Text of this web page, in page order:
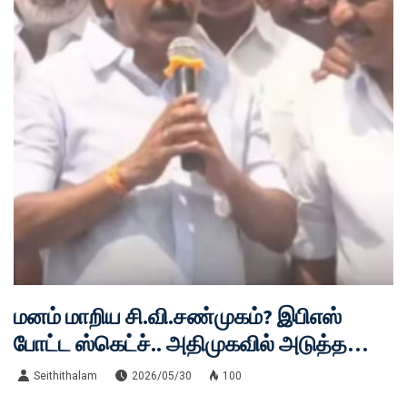
மனம் மாறிய சி.வி.சண்முகம்? இபிஎஸ்
போட்ட ஸ்கெட்ச்.. அதிமுகவில் அடுத்த
அதிரடி திருப்பம்!
Seithithalam 2026/05/30 100